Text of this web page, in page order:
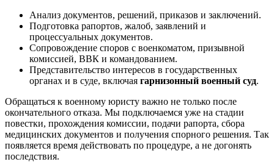
Анализ документов, решений, приказов и заключений.
Подготовка рапортов, жалоб, заявлений и
процессуальных документов.
Сопровождение споров с военкоматом, призывной
комиссией, ВВК и командованием.
Представительство интересов в государственных
органах и в суде, включая гарнизонный военный суд.
Обращаться к военному юристу важно не только после
окончательного отказа. Мы подключаемся уже на стадии
повестки, прохождения комиссии, подачи рапорта, сбора
медицинских документов и получения спорного решения. Так
появляется время действовать по процедуре, а не догонять
последствия.